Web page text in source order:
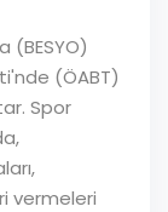
(BESYO)
(ÖABT)
Spor
vermeleri